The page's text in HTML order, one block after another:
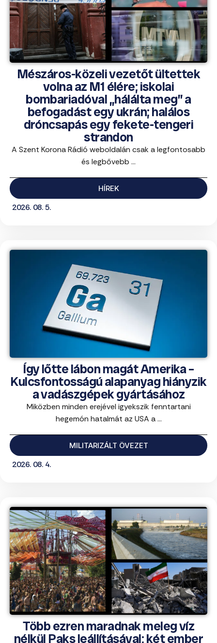
Mészáros-közeli vezetőt ültettek
volna az M1 élére; iskolai
bombariadóval „hálálta meg” a
befogadást egy ukrán; halálos
dróncsapás egy fekete-tengeri
strandon
A Szent Korona Rádió weboldalán csak a legfontosabb
és legbővebb ...
HÍREK
2026. 08. 5.
Így lőtte lábon magát Amerika –
Kulcsfontosságú alapanyag hiányzik
a vadászgépek gyártásához
Miközben minden erejével igyekszik fenntartani
hegemón hatalmát az USA a ...
MILITARIZÁLT ÖVEZET
2026. 08. 4.
Több ezren maradnak meleg víz
nélkül Paks leállításával; két ember